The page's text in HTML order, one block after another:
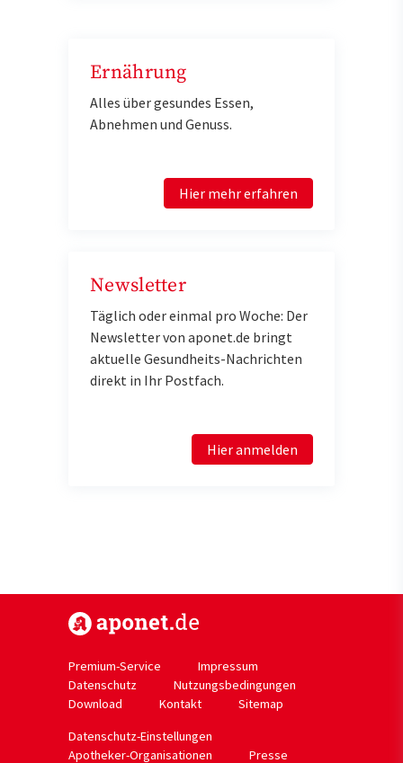
Ernährung
Alles über gesundes Essen,
Abnehmen und Genuss.
Hier mehr erfahren
Newsletter
Täglich oder einmal pro Woche: Der
Newsletter von aponet.de bringt
aktuelle Gesundheits-Nachrichten
direkt in Ihr Postfach.
Hier anmelden
Premium-Service
Impressum
Datenschutz
Nutzungsbedingungen
Download
Kontakt
Sitemap
Datenschutz-Einstellungen
Apotheker-Organisationen
Presse